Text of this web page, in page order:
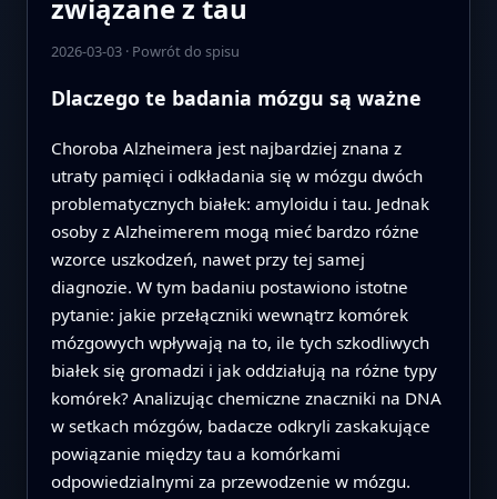
związane z tau
2026-03-03· Powrót do spisu
Dlaczego te badania mózgu są ważne
Choroba Alzheimera jest najbardziej znana z
utraty pamięci i odkładania się w mózgu dwóch
problematycznych białek: amyloidu i tau. Jednak
osoby z Alzheimerem mogą mieć bardzo różne
wzorce uszkodzeń, nawet przy tej samej
diagnozie. W tym badaniu postawiono istotne
pytanie: jakie przełączniki wewnątrz komórek
mózgowych wpływają na to, ile tych szkodliwych
białek się gromadzi i jak oddziałują na różne typy
komórek? Analizując chemiczne znaczniki na DNA
w setkach mózgów, badacze odkryli zaskakujące
powiązanie między tau a komórkami
odpowiedzialnymi za przewodzenie w mózgu.